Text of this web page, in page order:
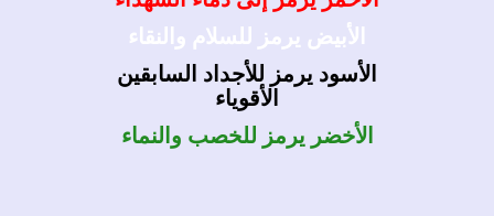
الأبيض يرمز للسلام والنقاء
الأسود يرمز للأجداد السابقين
الأقوياء
الأخضر يرمز للخصب والنماء